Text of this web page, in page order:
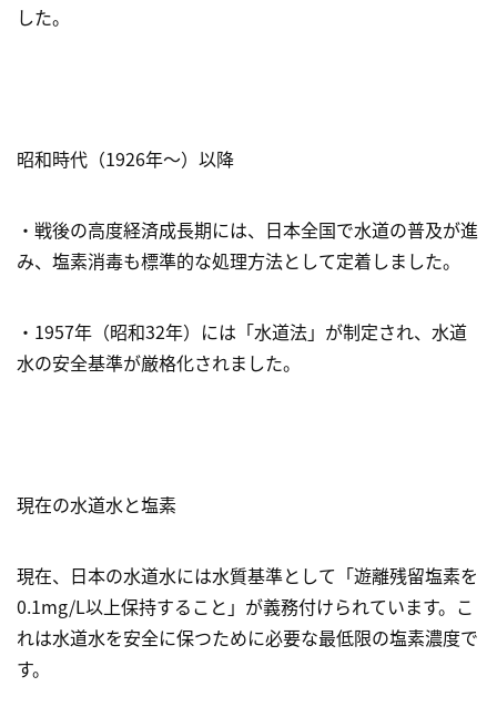
した。
昭和時代（1926年～）以降
・戦後の高度経済成長期には、日本全国で水道の普及が進
み、塩素消毒も標準的な処理方法として定着しました。
・1957年（昭和32年）には「水道法」が制定され、水道
水の安全基準が厳格化されました。
現在の水道水と塩素
現在、日本の水道水には水質基準として「遊離残留塩素を
0.1mg/L以上保持すること」が義務付けられています。こ
れは水道水を安全に保つために必要な最低限の塩素濃度で
す。